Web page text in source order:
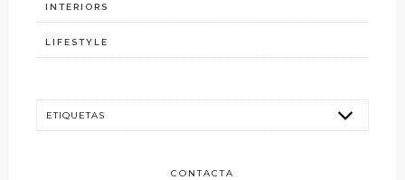
INTERIORS
LIFESTYLE
CONTACTA